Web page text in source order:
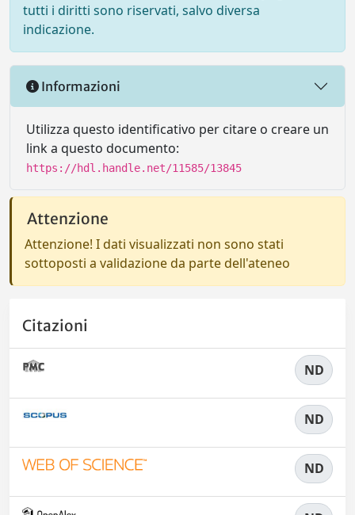
tutti i diritti sono riservati, salvo diversa
indicazione.
Informazioni
Utilizza questo identificativo per citare o creare un
link a questo documento:
https://hdl.handle.net/11585/13845
Attenzione
Attenzione! I dati visualizzati non sono stati
sottoposti a validazione da parte dell'ateneo
Citazioni
ND
ND
ND